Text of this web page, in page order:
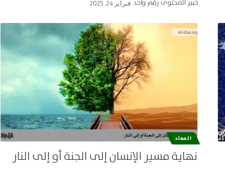
خبير المحتوى رقم واحد فبراير 24, 2025
المعاد
نهاية مسير الإنسان إلى الجنة أو إلى النار